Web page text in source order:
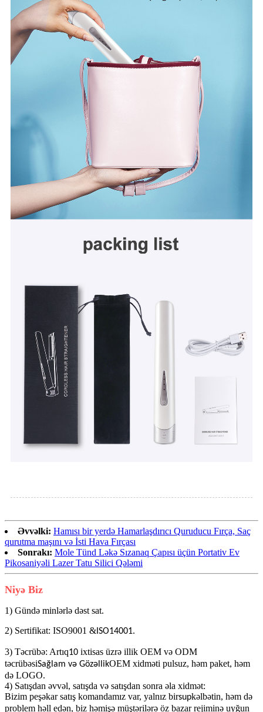
Əvvəlki: Hamısı bir yerdə Hamarlaşdırıcı Quruducu Fırça, Saç
qurutma maşını və İsti Hava Fırçası
Sonrakı: Mole Tünd Ləkə Sızanaq Çapısı üçün Portativ Ev
Pikosaniyəli Lazer Tatu Silici Qələmi
Niyə Biz
1) Gündə minlərlə dəst sat.
2) Sertifikat: ISO9001 &ISO14001.
3) Təcrübə: Artıq10 ixtisas üzrə illik OEM və ODM
təcrübəsiSağlam və GözəllikOEM xidməti pulsuz, həm paket, həm
də LOGO.
4) Satışdan əvvəl, satışda və satışdan sonra əla xidmət:
Bizim peşəkar satış komandamız var, yalnız birsupkəlbətin, həm də
problem həll edən, biz həmişə müştərilərə öz bazar rejiminə uyğun